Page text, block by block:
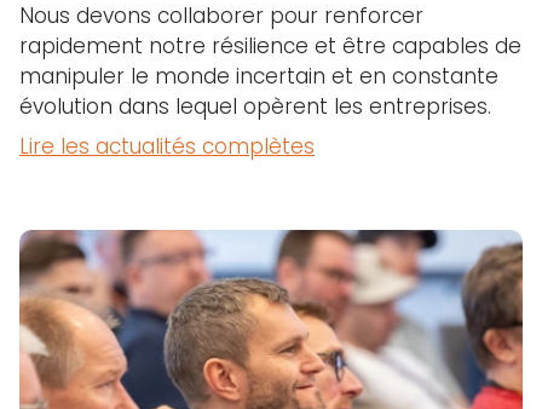
Nous devons collaborer pour renforcer
rapidement notre résilience et être capables de
manipuler le monde incertain et en constante
évolution dans lequel opèrent les entreprises.
Lire les actualités complètes